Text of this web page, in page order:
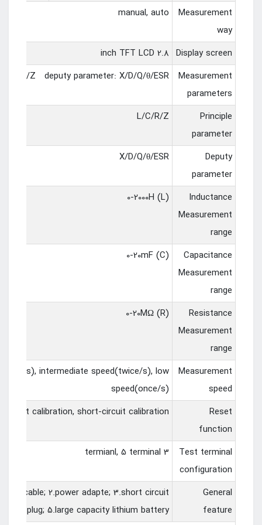
Measurement
way
manual, auto
Display screen
2.8 inch TFT LCD
Measurement
parameters
L/C/R/Z deputy parameter: X/D/Q/θ/ESR
Principle
parameter
L/C/R/Z
Deputy
parameter
X/D/Q/θ/ESR
Inductance
Measurement
range
(L) 0-2000H
Capacitance
Measurement
range
(C) 0-20mF
Resistance
Measurement
range
(R) 0-20MΩ
Measurement
speed
s), intermediate speed(twice/s), low
speed(once/s)
Reset
function
circuit calibration, short-circuit calibration
Test terminal
configuration
3 termianl, 5 terminal
General
feature
cable; 2.power adapte; 3.short circuit
plug; 5.large capacity lithium battery